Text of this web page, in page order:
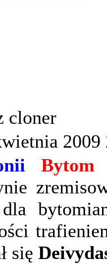
cloner
2009
Bytom
się